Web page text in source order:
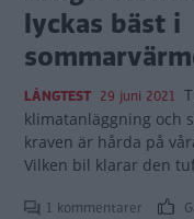
lyckas bäst i
LÅNGTEST 29 juni 2021
klimatanläggning och
kraven är hårda på
Vilken bil klarar den
1 kommentarer